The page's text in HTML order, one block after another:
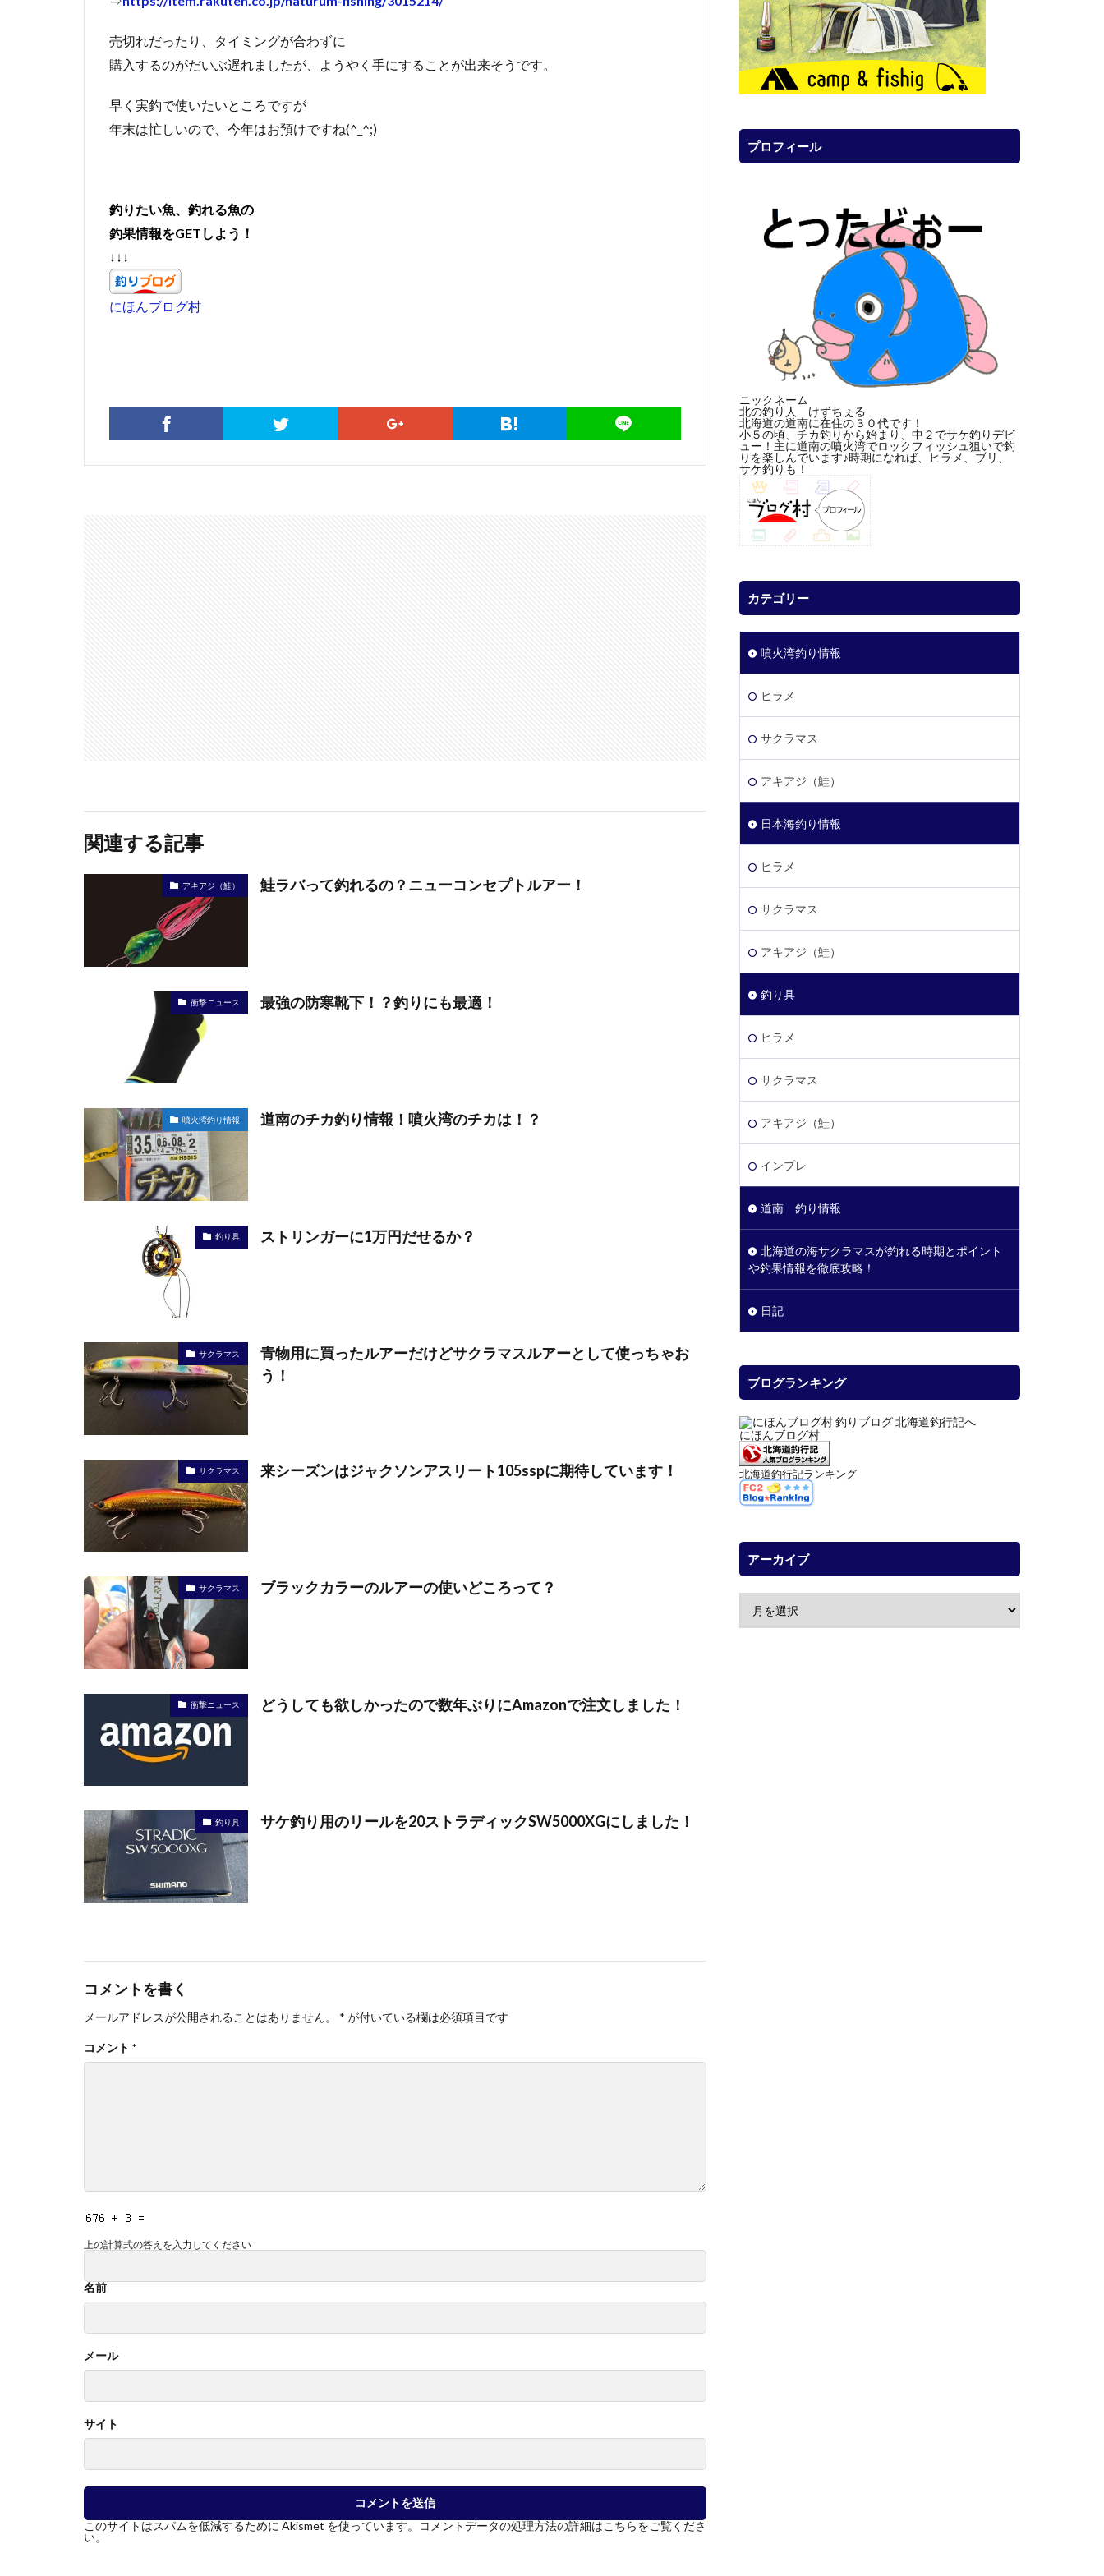
売切れだったり、タイミングが合わずに
購入するのがだいぶ遅れましたが、ようやく手にすることが出来そうです。
早く実釣で使いたいところですが
年末は忙しいので、今年はお預けですね(^_^;)
釣りたい魚、釣れる魚の
釣果情報をGETしよう！
↓↓↓
にほんブログ村
関連する記事
アキアジ（鮭） 鮭ラバって釣れるの？ニューコンセプトルアー！
衝撃ニュース 最強の防寒靴下！？釣りにも最適！
噴火湾釣り情報 道南のチカ釣り情報！噴火湾のチカは！？
釣り具 ストリンガーに1万円だせるか？
サクラマス
青物用に買ったルアーだけどサクラマスルアーとして使っちゃお
う！
サクラマス 来シーズンはジャクソンアスリート105sspに期待しています！
サクラマス ブラックカラーのルアーの使いどころって？
衝撃ニュース どうしても欲しかったので数年ぶりにAmazonで注文しました！
釣り具 サケ釣り用のリールを20ストラディックSW5000XGにしました！
コメントを書く
メールアドレスが公開されることはありません。 * が付いている欄は必須項目です
コメント *
上の計算式の答えを入力してください
名前
メール
サイト
このサイトはスパムを低減するために Akismet を使っています。
コメントデータの処理方法の詳細はこちらをご覧くださ
い。
プロフィール
ニックネーム
北の釣り人 けずちぇる
北海道の道南に在住の３０代です！
小５の頃、チカ釣りから始まり、中２でサケ釣りデビ
ュー！主に道南の噴火湾でロックフィッシュ狙いで釣
りを楽しんでいます♪時期になれば、ヒラメ、ブリ、
サケ釣りも！
カテゴリー
噴火湾釣り情報
ヒラメ
サクラマス
アキアジ（鮭）
日本海釣り情報
ヒラメ
サクラマス
アキアジ（鮭）
釣り具
ヒラメ
サクラマス
アキアジ（鮭）
インプレ
道南 釣り情報
北海道の海サクラマスが釣れる時期とポイント
や釣果情報を徹底攻略！
日記
ブログランキング
にほんブログ村
北海道釣行記ランキング
アーカイブ